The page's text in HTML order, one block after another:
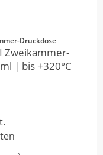
Druckdose
Zweikammer-
| bis +320°C